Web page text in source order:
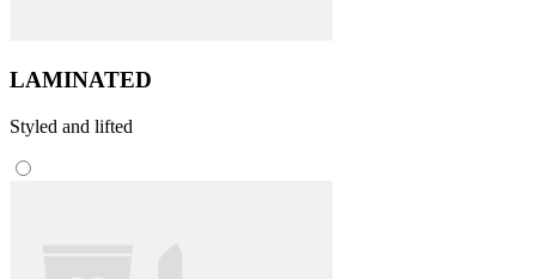
LAMINATED
Styled and lifted